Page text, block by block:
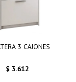
3 CAJONES
$ 3.612